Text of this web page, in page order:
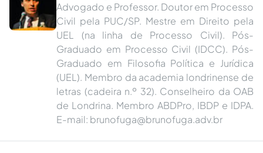
Advogado e Professor. Doutor em Processo
Civil pela PUC/SP. Mestre em Direito pela
UEL (na linha de Processo Civil). Pós-
Graduado em Processo Civil (IDCC). Pós-
Graduado em Filosofia Política e Jurídica
(UEL). Membro da academia londrinense de
letras (cadeira n.º 32). Conselheiro da OAB
de Londrina. Membro ABDPro, IBDP e IDPA.
E-mail: brunofuga@brunofuga.adv.br